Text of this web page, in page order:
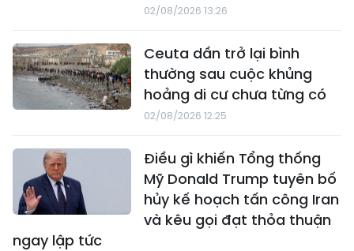
02/08/2026 13:26
Ceuta dần trở lại bình
thường sau cuộc khủng
hoảng di cư chưa từng có
02/08/2026 12:25
Điều gì khiến Tổng thống
Mỹ Donald Trump tuyên bố
hủy kế hoạch tấn công Iran
và kêu gọi đạt thỏa thuận
ngay lập tức